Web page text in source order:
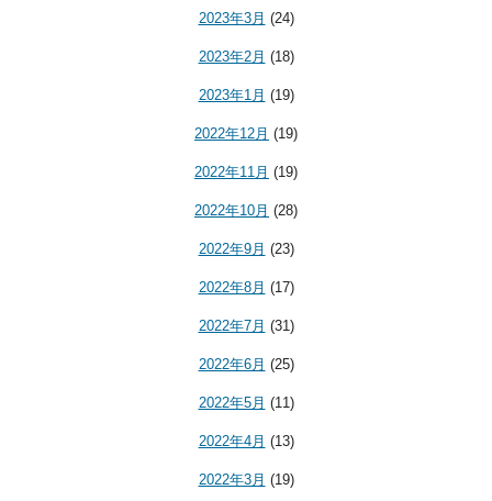
2023年3月 (24)
2023年2月 (18)
2023年1月 (19)
2022年12月 (19)
2022年11月 (19)
2022年10月 (28)
2022年9月 (23)
2022年8月 (17)
2022年7月 (31)
2022年6月 (25)
2022年5月 (11)
2022年4月 (13)
2022年3月 (19)